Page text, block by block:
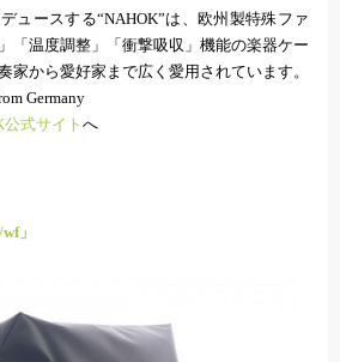
ュースする“NAHOK”は、欧州製特殊ファ
「温度調整」「衝撃吸収」機能の楽器ケー
家から愛好家まで広く愛用されています。
Germany
公式サイトへ
」